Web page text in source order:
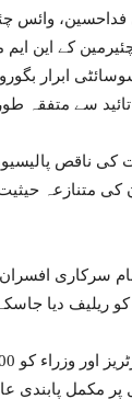
وائس
کے این
ابرار
سے متفقہ
کی ناقص
متنازعہ
سرکاری
ریلیف دیا
مکمل پابندی